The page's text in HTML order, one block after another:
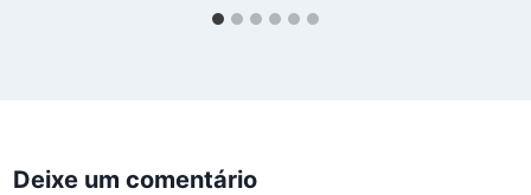
Deixe um comentário